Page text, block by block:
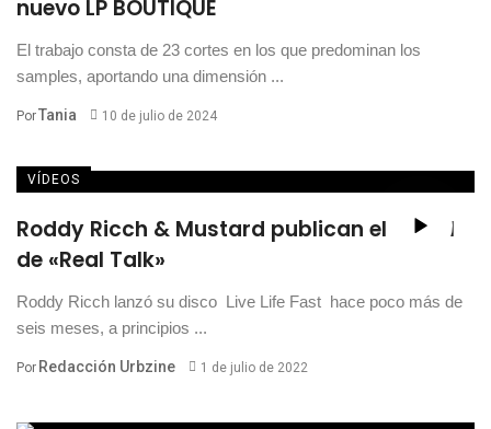
nuevo LP BOUTIQUE
El trabajo consta de 23 cortes en los que predominan los
samples, aportando una dimensión ...
PorTania 10 de julio de 2024
VÍDEOS
Roddy Ricch & Mustard publican el visual
de «Real Talk»
Roddy Ricch lanzó su disco Live Life Fast hace poco más de
seis meses, a principios ...
Por Redacción Urbzine 1 de julio de 2022